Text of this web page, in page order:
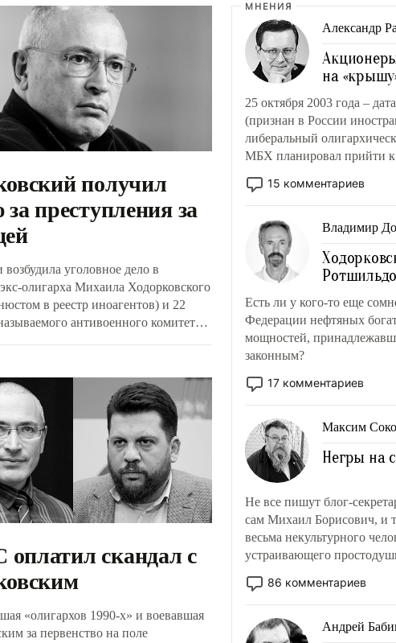
получил
преступления за
уголовное дело в
олигарха Михаила Ходорковского
в реестр иноагентов) и 22
антивоенного комитета
полагают, что для привлечения
к ответственности потребуются
ходы, но после завершения СВО
где сейчас укрываются
и его соратники, сами выдадут их
скандал с
«олигархов 1990-х» и воевавшая
за первенство на поле
МНЕНИЯ
Александр
на
25 октября 2003 года –
(признан в России
либеральный
МБХ планировал прийти
15 комментариев
Владимир
Есть ли у кого-то еще
Федерации нефтяных
мощностей,
законным?
17 комментариев
Максим
Негры на
Не все пишут блог-
сам Михаил Борисович, и
весьма некультурного
устраивающего
86 комментариев
Андрей